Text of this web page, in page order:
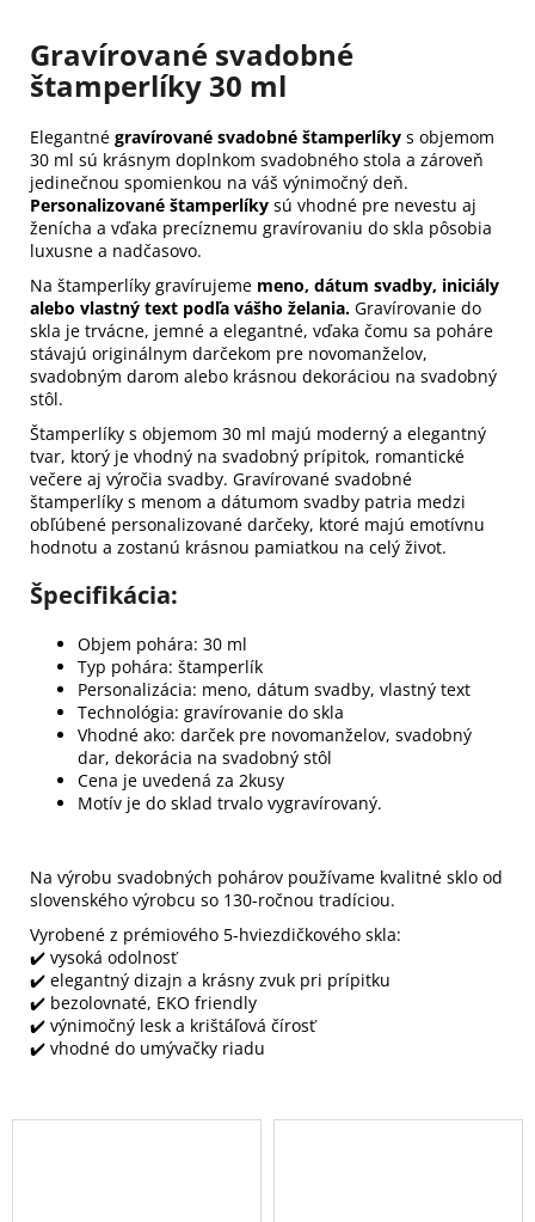
Gravírované svadobné
štamperlíky 30 ml
Elegantné gravírované svadobné štamperlíky s objemom
30 ml sú krásnym doplnkom svadobného stola a zároveň
jedinečnou spomienkou na váš výnimočný deň.
Personalizované štamperlíky sú vhodné pre nevestu aj
ženícha a vďaka precíznemu gravírovaniu do skla pôsobia
luxusne a nadčasovo.
Na štamperlíky gravírujeme meno, dátum svadby, iniciály
alebo vlastný text podľa vášho želania. Gravírovanie do
skla je trvácne, jemné a elegantné, vďaka čomu sa poháre
stávajú originálnym darčekom pre novomanželov,
svadobným darom alebo krásnou dekoráciou na svadobný
stôl.
Štamperlíky s objemom 30 ml majú moderný a elegantný
tvar, ktorý je vhodný na svadobný prípitok, romantické
večere aj výročia svadby. Gravírované svadobné
štamperlíky s menom a dátumom svadby patria medzi
obľúbené personalizované darčeky, ktoré majú emotívnu
hodnotu a zostanú krásnou pamiatkou na celý život.
Špecifikácia:
Objem pohára: 30 ml
Typ pohára: štamperlík
Personalizácia: meno, dátum svadby, vlastný text
Technológia: gravírovanie do skla
Vhodné ako: darček pre novomanželov, svadobný
dar, dekorácia na svadobný stôl
Cena je uvedená za 2kusy
Motív je do sklad trvalo vygravírovaný.
Na výrobu svadobných pohárov používame kvalitné sklo od
slovenského výrobcu so 130-ročnou tradíciou.
Vyrobené z prémiového 5-hviezdičkového skla:
✔️ vysoká odolnosť
✔️ elegantný dizajn a krásny zvuk pri prípitku
✔️ bezolovnaté, EKO friendly
✔️ výnimočný lesk a krištáľová čírosť
✔️ vhodné do umývačky riadu